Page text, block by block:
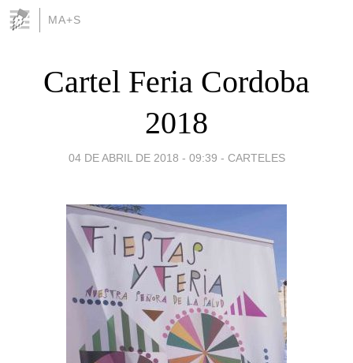
MA+S
Cartel Feria Cordoba
2018
04 DE ABRIL DE 2018 - 09:39 - CARTELES